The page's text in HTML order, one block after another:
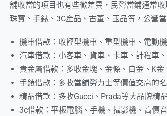
舖收當的項目也有些微差異，民營當鋪通常
珠寶、手錶、3C產品、古董、玉品等，公營
機車借款：收輕型機車、重型機車、電動
汽車借款：小客車、貨車、卡車、計程車
貴金屬借款：多收金塊、金條、白金、K金
手錶借款：多收當舖勞力士等價值交高的
精品借款：多收Gucci、Prada等大品牌精
3c借款：平板電腦、手機、攝影機、高價